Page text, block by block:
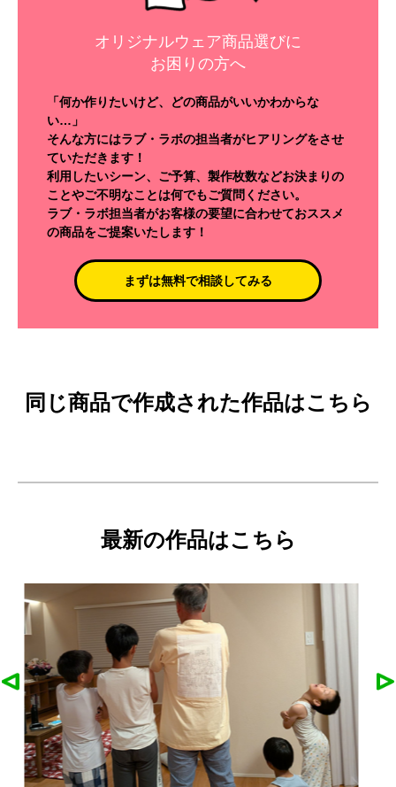
オリジナルウェア商品選びに
お困りの方へ
「何か作りたいけど、どの商品がいいかわからな
い…」
そんな方にはラブ・ラボの担当者がヒアリングをさせ
ていただきます！
利用したいシーン、ご予算、製作枚数などお決まりの
ことやご不明なことは何でもご質問ください。
ラブ・ラボ担当者がお客様の要望に合わせておススメ
の商品をご提案いたします！
まずは無料で相談してみる
同じ商品で作成された作品はこちら
最新の作品はこちら